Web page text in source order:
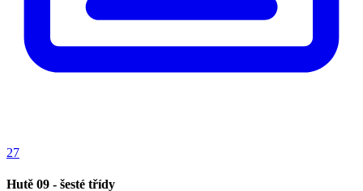
27
Hutě 09 - šesté třídy